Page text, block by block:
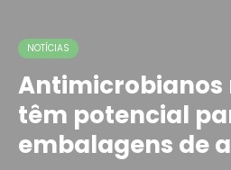
NOTÍCIAS
Antimicrobianos
têm potencial
embalagens de